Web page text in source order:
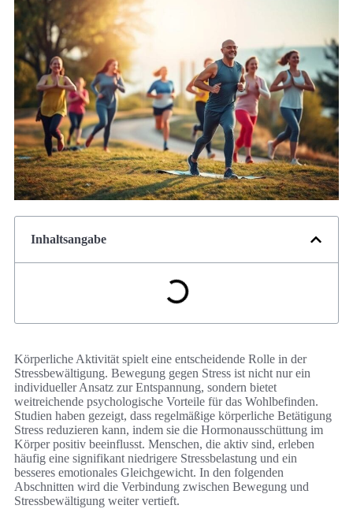
Inhaltsangabe
Körperliche Aktivität spielt eine entscheidende Rolle in der
Stressbewältigung. Bewegung gegen Stress ist nicht nur ein
individueller Ansatz zur Entspannung, sondern bietet
weitreichende psychologische Vorteile für das Wohlbefinden.
Studien haben gezeigt, dass regelmäßige körperliche Betätigung
Stress reduzieren kann, indem sie die Hormonausschüttung im
Körper positiv beeinflusst. Menschen, die aktiv sind, erleben
häufig eine signifikant niedrigere Stressbelastung und ein
besseres emotionales Gleichgewicht. In den folgenden
Abschnitten wird die Verbindung zwischen Bewegung und
Stressbewältigung weiter vertieft.